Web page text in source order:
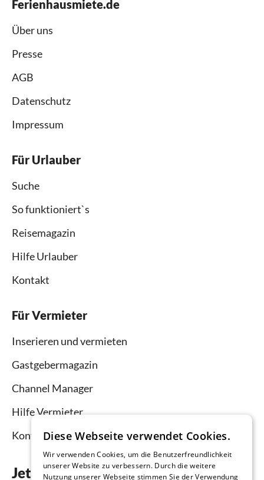
Ferienhausmiete.de
Über uns
Presse
AGB
Datenschutz
Impressum
Für Urlauber
Suche
So funktioniert`s
Reisemagazin
Hilfe Urlauber
Kontakt
Für Vermieter
Inserieren und vermieten
Gastgebermagazin
Channel Manager
Hilfe Vermieter
Kontakt
Jetzt die App downloaden
Diese Webseite verwendet Cookies.
Wir verwenden Cookies, um die Benutzerfreundlichkeit
unserer Website zu verbessern. Durch die weitere
Nutzung unserer Webseite stimmen Sie der Verwendung